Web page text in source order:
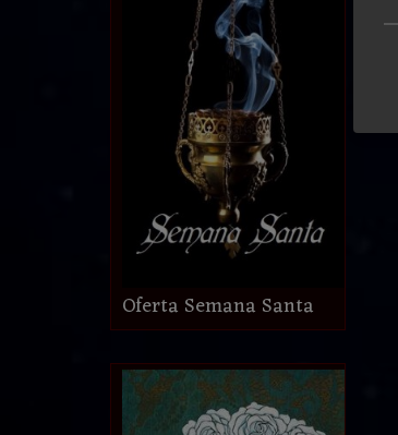
Oferta Semana Santa